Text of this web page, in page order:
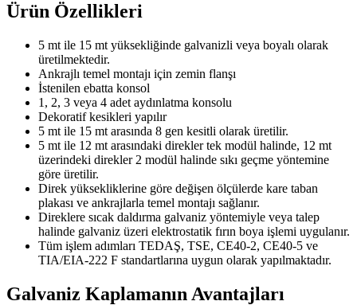
Ürün Özellikleri
5 mt ile 15 mt yüksekliğinde galvanizli veya boyalı olarak
üretilmektedir.
Ankrajlı temel montajı için zemin flanşı
İstenilen ebatta konsol
1, 2, 3 veya 4 adet aydınlatma konsolu
Dekoratif kesikleri yapılır
5 mt ile 15 mt arasında 8 gen kesitli olarak üretilir.
5 mt ile 12 mt arasındaki direkler tek modül halinde, 12 mt
üzerindeki direkler 2 modül halinde sıkı geçme yöntemine
göre üretilir.
Direk yüksekliklerine göre değişen ölçülerde kare taban
plakası ve ankrajlarla temel montajı sağlanır.
Direklere sıcak daldırma galvaniz yöntemiyle veya talep
halinde galvaniz üzeri elektrostatik fırın boya işlemi uygulanır.
Tüm işlem adımları TEDAŞ, TSE, CE40-2, CE40-5 ve
TIA/EIA-222 F standartlarına uygun olarak yapılmaktadır.
Galvaniz Kaplamanın Avantajları